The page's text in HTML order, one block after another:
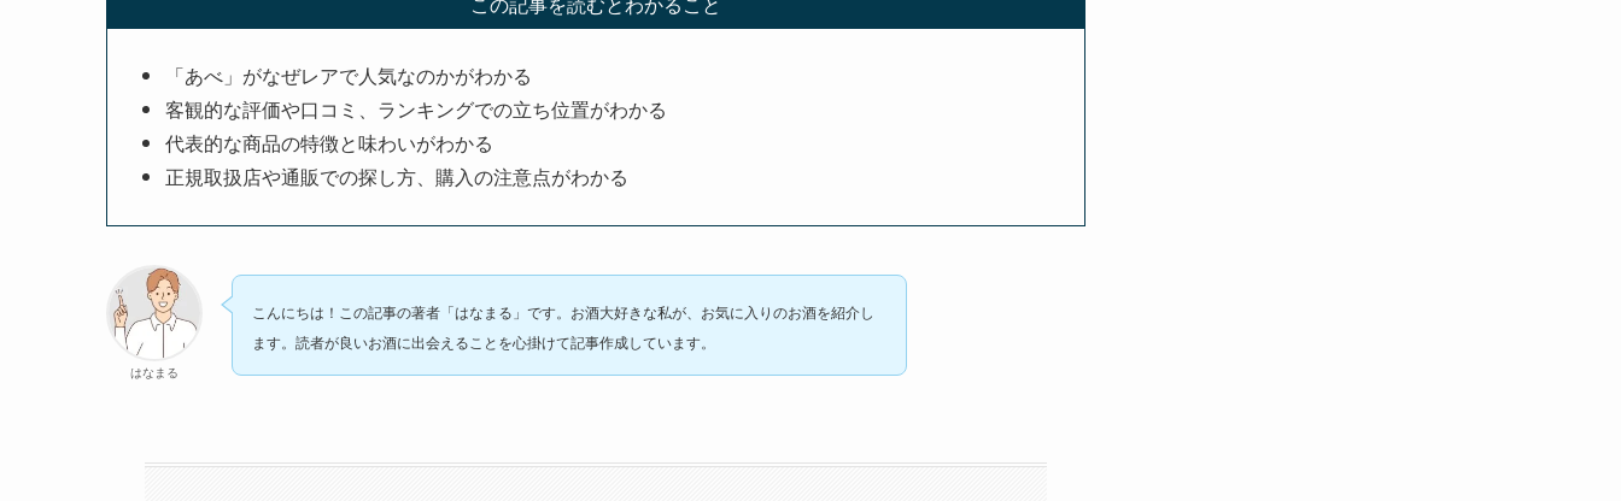
「あべ」がなぜレアで人気なのかがわかる
客観的な評価や口コミ、ランキングでの立ち位置がわかる
代表的な商品の特徴と味わいがわかる
正規取扱店や通販での探し方、購入の注意点がわかる
はなまる
こんにちは！この記事の著者「はなまる」です。お酒大好きな私が、お気に入りのお酒を紹介し
ます。読者が良いお酒に出会えることを心掛けて記事作成しています。